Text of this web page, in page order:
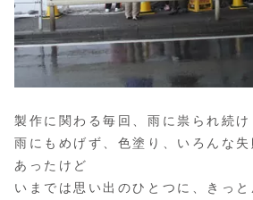
製作に関わる毎回、雨に祟られ続け
雨にもめげず、色塗り、いろんな
あったけど
いまでは思い出のひとつに、きっ